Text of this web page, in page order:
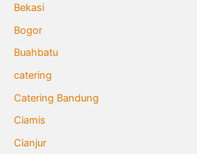
Bekasi
Bogor
Buahbatu
catering
Catering Bandung
Ciamis
Cianjur